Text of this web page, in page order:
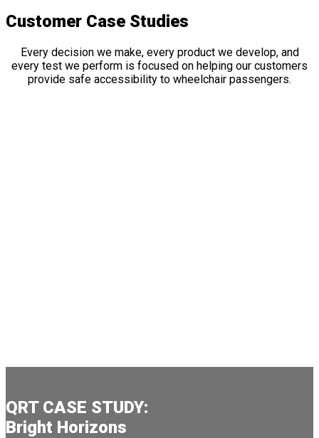
Customer Case Studies
Every decision we make, every product we develop, and
every test we perform is focused on helping our customers
provide safe accessibility to wheelchair passengers.
QRT CASE STUDY:
Bright Horizons